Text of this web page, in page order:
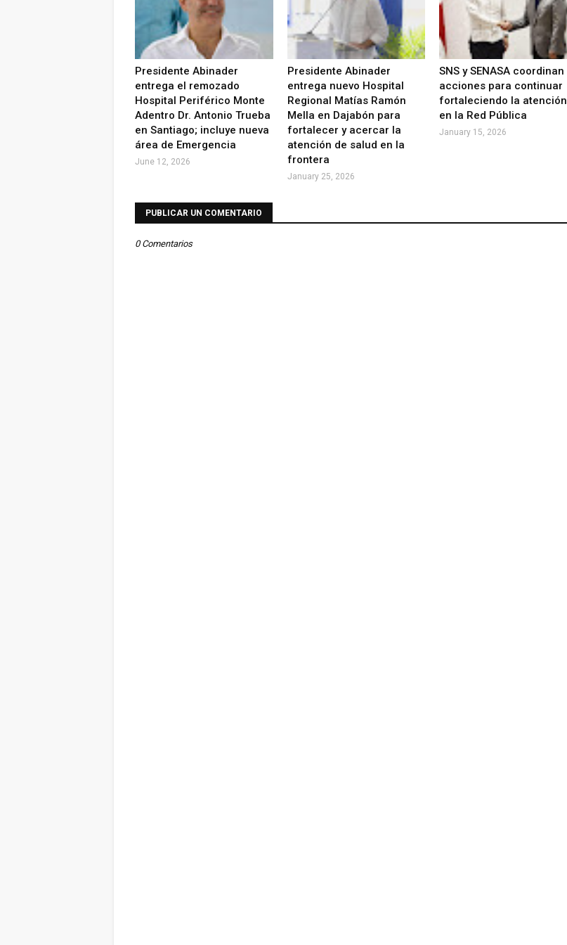
Presidente Abinader
entrega el remozado
Hospital Periférico Monte
Adentro Dr. Antonio Trueba
en Santiago; incluye nueva
área de Emergencia
June 12, 2026
Presidente Abinader
entrega nuevo Hospital
Regional Matías Ramón
Mella en Dajabón para
fortalecer y acercar la
atención de salud en la
frontera
January 25, 2026
SNS y SENASA coordinan
acciones para continuar
fortaleciendo la atención
en la Red Pública
January 15, 2026
PUBLICAR UN COMENTARIO
0 Comentarios